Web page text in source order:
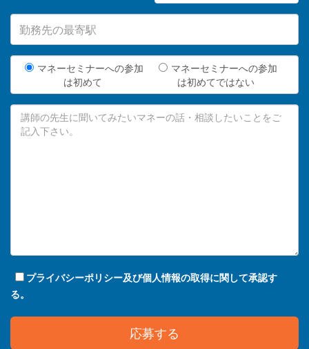
マネーセミナーへの参加
は初めて
マネーセミナーへの参加
は初めてではない
プライバシーポリシー及び個人情報の取得に関して承認す
る。